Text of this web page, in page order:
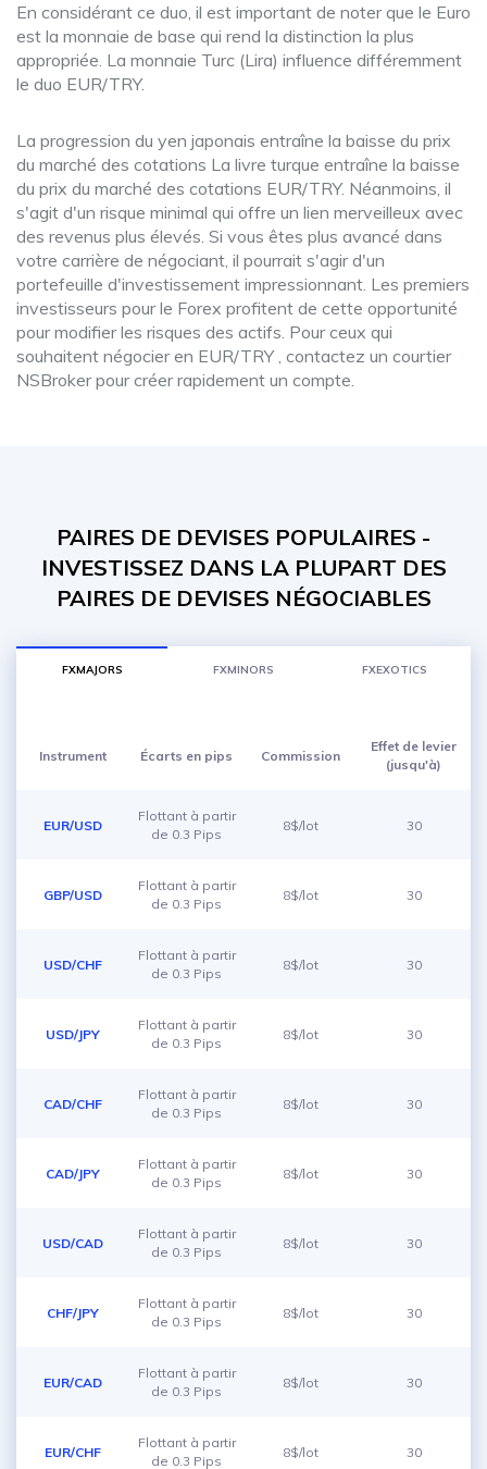
En considérant ce duo, il est important de noter que le Euro
est la monnaie de base qui rend la distinction la plus
appropriée. La monnaie Turc (Lira) influence différemment
le duo EUR/TRY.
La progression du yen japonais entraîne la baisse du prix
du marché des cotations La livre turque entraîne la baisse
du prix du marché des cotations EUR/TRY. Néanmoins, il
s'agit d'un risque minimal qui offre un lien merveilleux avec
des revenus plus élevés. Si vous êtes plus avancé dans
votre carrière de négociant, il pourrait s'agir d'un
portefeuille d'investissement impressionnant. Les premiers
investisseurs pour le Forex profitent de cette opportunité
pour modifier les risques des actifs. Pour ceux qui
souhaitent négocier en EUR/TRY , contactez un courtier
NSBroker pour créer rapidement un compte.
PAIRES DE DEVISES POPULAIRES -
INVESTISSEZ DANS LA PLUPART DES
PAIRES DE DEVISES NÉGOCIABLES
FXMAJORS FXMINORS FXEXOTICS
Instrument Écarts en pips Commission
Effet de levier
(jusqu'à)
EUR/USD
Flottant à partir
de 0.3 Pips
8$/lot 30
GBP/USD
Flottant à partir
de 0.3 Pips
8$/lot 30
USD/CHF
Flottant à partir
de 0.3 Pips
8$/lot 30
USD/JPY
Flottant à partir
de 0.3 Pips
8$/lot 30
CAD/CHF
Flottant à partir
de 0.3 Pips
8$/lot 30
CAD/JPY
Flottant à partir
de 0.3 Pips
8$/lot 30
USD/CAD
Flottant à partir
de 0.3 Pips
8$/lot 30
CHF/JPY
Flottant à partir
de 0.3 Pips
8$/lot 30
EUR/CAD
Flottant à partir
de 0.3 Pips
8$/lot 30
EUR/CHF
Flottant à partir
de 0.3 Pips
8$/lot 30